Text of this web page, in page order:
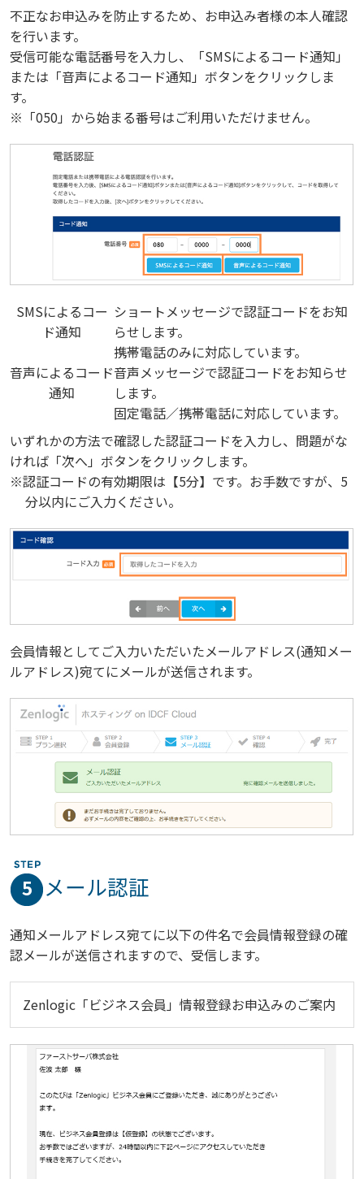
不正なお申込みを防止するため、お申込み者様の本人確認
を行います。
受信可能な電話番号を入力し、「SMSによるコード通知」
または「音声によるコード通知」ボタンをクリックしま
す。
※「050」から始まる番号はご利用いただけません。
SMSによるコー
ド通知
ショートメッセージで認証コードをお知
らせします。
携帯電話のみに対応しています。
音声によるコード
通知
音声メッセージで認証コードをお知らせ
します。
固定電話／携帯電話に対応しています。
いずれかの方法で確認した認証コードを入力し、問題がな
ければ「次へ」ボタンをクリックします。
※認証コードの有効期限は【5分】です。お手数ですが、5
分以内にご入力ください。
会員情報としてご入力いただいたメールアドレス(通知メー
ルアドレス)宛てにメールが送信されます。
5 メール認証
通知メールアドレス宛てに以下の件名で会員情報登録の確
認メールが送信されますので、受信します。
Zenlogic「ビジネス会員」情報登録お申込みのご案内